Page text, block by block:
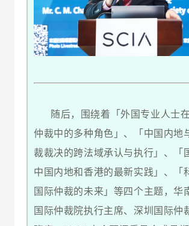
随后，围绕着「外国专业人士
仲裁中的多种角色」、「中国内地
裁裁决的跨法域承认与执行」、「
中国内地和香港的最新实践」、「
国际仲裁的未来」等四个主题，华
国际仲裁院执行主席、深圳国际仲